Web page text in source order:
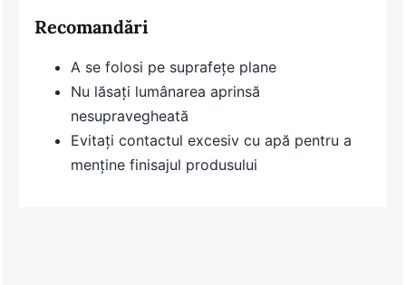
Recomandări
A se folosi pe suprafețe plane
Nu lăsați lumânarea aprinsă
nesupravegheată
Evitați contactul excesiv cu apă pentru a
menține finisajul produsului